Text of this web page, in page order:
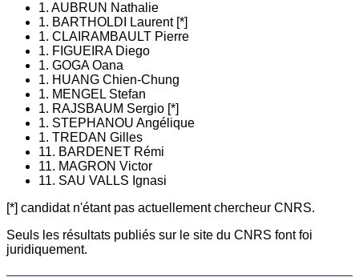
1. AUBRUN Nathalie
1. BARTHOLDI Laurent [*]
1. CLAIRAMBAULT Pierre
1. FIGUEIRA Diego
1. GOGA Oana
1. HUANG Chien-Chung
1. MENGEL Stefan
1. RAJSBAUM Sergio [*]
1. STEPHANOU Angélique
1. TREDAN Gilles
11. BARDENET Rémi
11. MAGRON Victor
11. SAU VALLS Ignasi
[*] candidat n'étant pas actuellement chercheur CNRS.
Seuls les résultats publiés sur le site du CNRS font foi
juridiquement.